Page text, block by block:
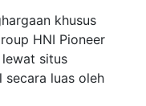
khusus
HNI Pioneer
situs
secara luas oleh